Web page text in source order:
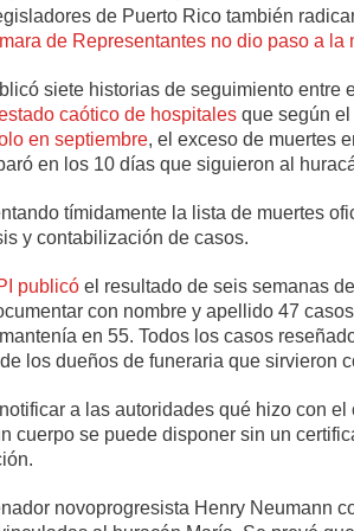
de Puerto Rico también
de Representantes no dio paso a la
siete historias de seguimiento entre
caótico de hospitales que según el
en septiembre, el exceso de muertes
en los 10 días que siguieron al
tímidamente la lista de muertes
y contabilización de casos.
publicó el resultado de seis semanas
con nombre y apellido 47
en 55. Todos los casos
los dueños de funeraria que sirvieron
a las autoridades qué hizo con
cuerpo se puede disponer sin un
novoprogresista Henry Neumann